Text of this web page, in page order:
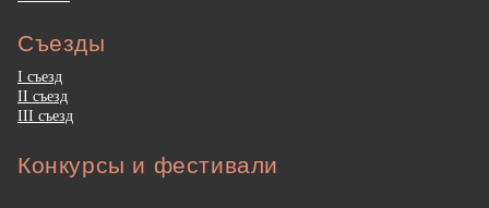
Съезды
I съезд
II съезд
III съезд
Конкурсы и фестивали